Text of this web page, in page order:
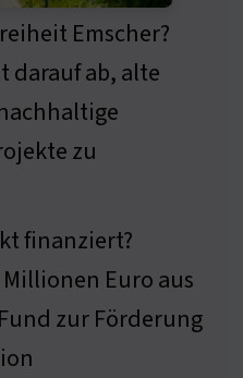
Emscher?
darauf ab, alte
zu
finanziert?
Euro aus
zur Förderung